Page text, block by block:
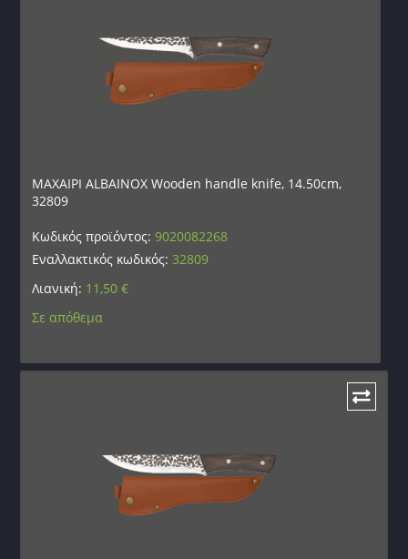
ΜΑΧΑΙΡΙ ALBAINOX Wooden handle knife, 14.50cm,
32809
Κωδικός προϊόντος:9020082268
Εναλλακτικός κωδικός: 32809
Λιανική: 11,50€
Σε απόθεμα